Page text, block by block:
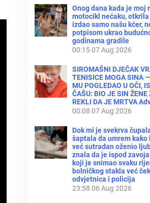
Onog dana kada je moj
motocikl nećaku,
izdao samo našu kćer,
potpisom ukrao
godinama gradile
00:15 07 Aug 2026
SIROMAŠNI DJEČAK
TENISICE MOGA SINA
MU POGLEDAO U OČI,
ČAŠU: BIO JE SIN ŽENE
REKLI DA JE MRTVA
00:08 07 Aug 2026
Dok mi je svekrva
šaptala da umrem kako
već sutradan oženio
znala da je ispod
koji je snimao svaku
bolničkog stakla već
odvjetnica i policija
23:58 06 Aug 2026